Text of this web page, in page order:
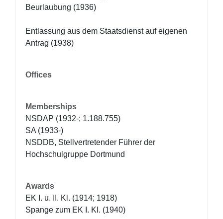
Beurlaubung (1936)
Entlassung aus dem Staatsdienst auf eigenen
Antrag (1938)
Offices
Memberships
NSDAP (1932-; 1.188.755)
SA (1933-)
NSDDB, Stellvertretender Führer der
Hochschulgruppe Dortmund
Awards
EK I. u. II. Kl. (1914; 1918)
Spange zum EK I. Kl. (1940)